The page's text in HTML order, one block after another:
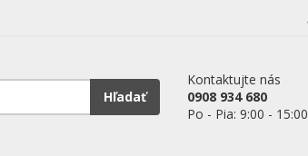
Hľadať
Kontaktujte nás
0908 934 680
Po - Pia: 9:00 - 15:00